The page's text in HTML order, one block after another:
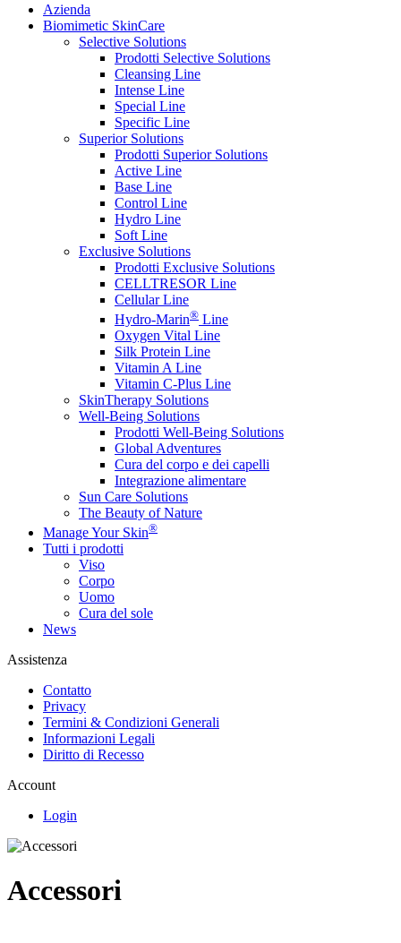
Azienda
Biomimetic SkinCare
Selective Solutions
Prodotti Selective Solutions
Cleansing Line
Intense Line
Special Line
Specific Line
Superior Solutions
Prodotti Superior Solutions
Active Line
Base Line
Control Line
Hydro Line
Soft Line
Exclusive Solutions
Prodotti Exclusive Solutions
CELLTRESOR Line
Cellular Line
Hydro-Marin® Line
Oxygen Vital Line
Silk Protein Line
Vitamin A Line
Vitamin C-Plus Line
SkinTherapy Solutions
Well-Being Solutions
Prodotti Well-Being Solutions
Global Adventures
Cura del corpo e dei capelli
Integrazione alimentare
Sun Care Solutions
The Beauty of Nature
Manage Your Skin®
Tutti i prodotti
Viso
Corpo
Uomo
Cura del sole
News
Assistenza
Contatto
Privacy
Termini & Condizioni Generali
Informazioni Legali
Diritto di Recesso
Account
Login
Accessori